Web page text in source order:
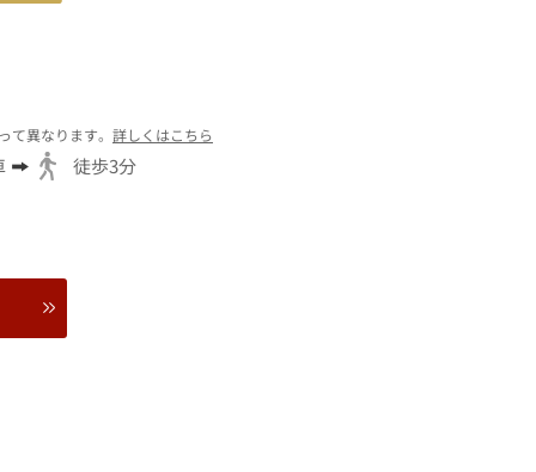
異なります。 詳しくはこちら
徒歩3分